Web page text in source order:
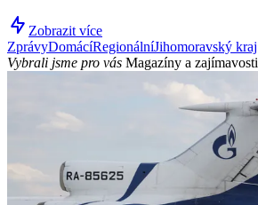
Zobrazit více
ZprávyDomácíRegionálníJihomoravský kraj
Vybrali jsme pro vás Magazíny a zajímavosti